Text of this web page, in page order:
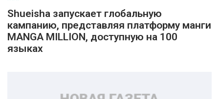
Shueisha запускает глобальную
кампанию, представляя платформу манги
MANGA MILLION, доступную на 100
языках